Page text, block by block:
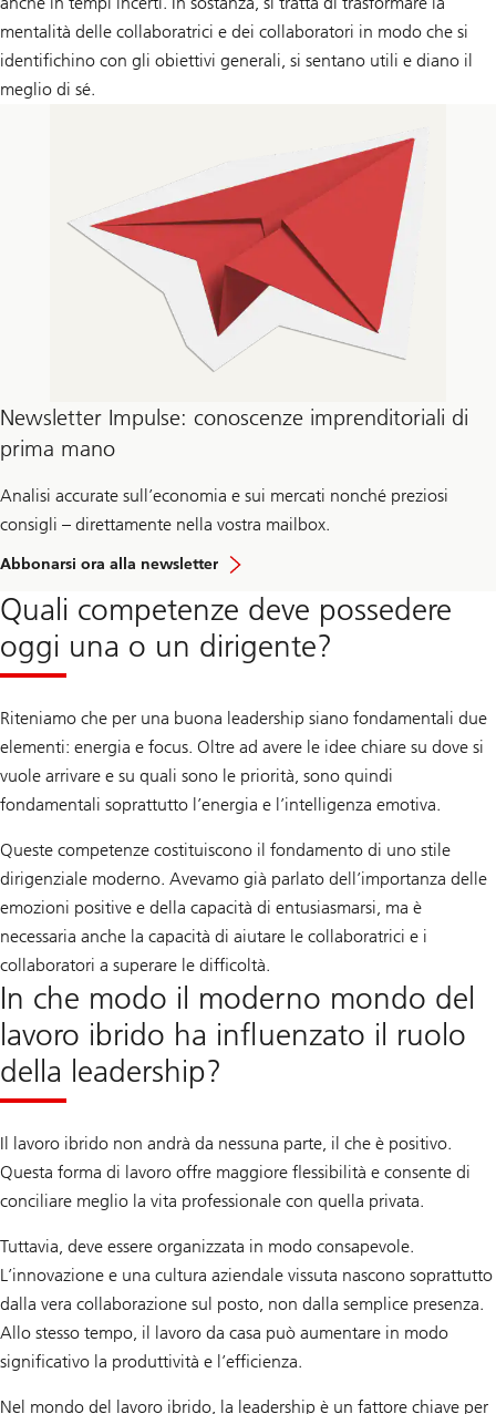
mentalità delle collaboratrici e dei collaboratori in modo che si
identifichino con gli obiettivi generali, si sentano utili e diano il
meglio di sé.
Newsletter Impulse: conoscenze imprenditoriali di
prima mano
Analisi accurate sull’economia e sui mercati nonché preziosi
consigli – direttamente nella vostra mailbox.
Abbonarsi ora alla newsletter
Quali competenze deve possedere
oggi una o un dirigente?
Riteniamo che per una buona leadership siano fondamentali due
elementi: energia e focus. Oltre ad avere le idee chiare su dove si
vuole arrivare e su quali sono le priorità, sono quindi
fondamentali soprattutto l’energia e l’intelligenza emotiva.
Queste competenze costituiscono il fondamento di uno stile
dirigenziale moderno. Avevamo già parlato dell’importanza delle
emozioni positive e della capacità di entusiasmarsi, ma è
necessaria anche la capacità di aiutare le collaboratrici e i
collaboratori a superare le difficoltà.
In che modo il moderno mondo del
lavoro ibrido ha influenzato il ruolo
della leadership?
Il lavoro ibrido non andrà da nessuna parte, il che è positivo.
Questa forma di lavoro offre maggiore flessibilità e consente di
conciliare meglio la vita professionale con quella privata.
Tuttavia, deve essere organizzata in modo consapevole.
L’innovazione e una cultura aziendale vissuta nascono soprattutto
dalla vera collaborazione sul posto, non dalla semplice presenza.
Allo stesso tempo, il lavoro da casa può aumentare in modo
significativo la produttività e l’efficienza.
Nel mondo del lavoro ibrido, la leadership è un fattore chiave per